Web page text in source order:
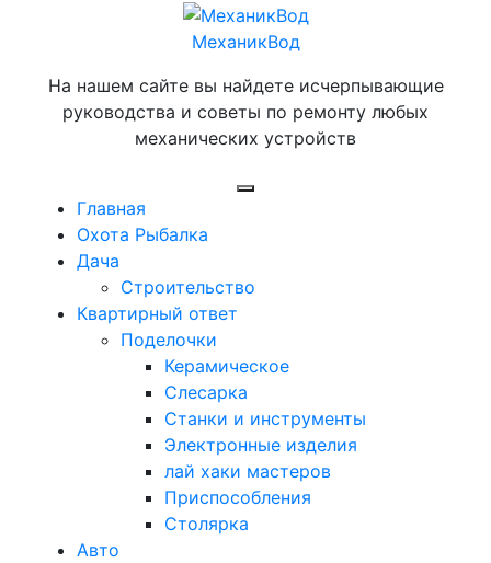
МеханикВод
На нашем сайте вы найдете исчерпывающие
руководства и советы по ремонту любых
механических устройств
Главная
Охота Рыбалка
Дача
Строительство
Квартирный ответ
Поделочки
Керамическое
Слесарка
Станки и инструменты
Электронные изделия
лай хаки мастеров
Приспособления
Столярка
Авто